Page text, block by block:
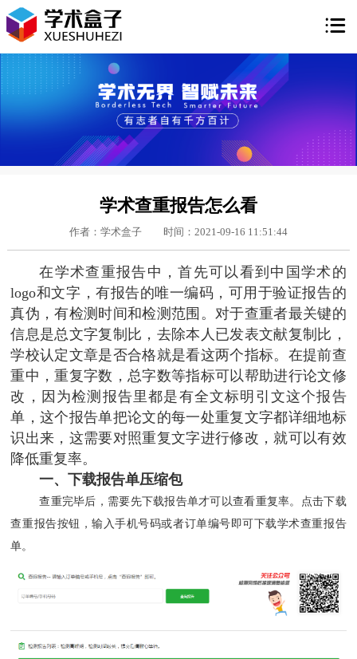

学术查重报告怎么看
作者：学术盒子 时间：2021-09-16 11:51:44
在学术查重报告中，首先可以看到中国学术的
logo和文字，有报告的唯一编码，可用于验证报告的
真伪，有检测时间和检测范围。对于查重者最关键的
信息是总文字复制比，去除本人已发表文献复制比，
学校认定文章是否合格就是看这两个指标。在提前查
重中，重复字数，总字数等指标可以帮助进行论文修
改，因为检测报告里都是有全文标明引文这个报告
单，这个报告单把论文的每一处重复文字都详细地标
识出来，这需要对照重复文字进行修改，就可以有效
降低重复率。
一、下载报告单压缩包
查重完毕后，需要先下载报告单才可以查看重复率。点击下载
查重报告按钮，输入手机号码或者订单编号即可下载学术查重报告
单。